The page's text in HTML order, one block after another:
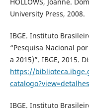
University Press, 2008.
IBGE. Instituto
“Pesquisa Nacional
a 2015)”. IBGE, 2015.
https://
IBGE. Instituto